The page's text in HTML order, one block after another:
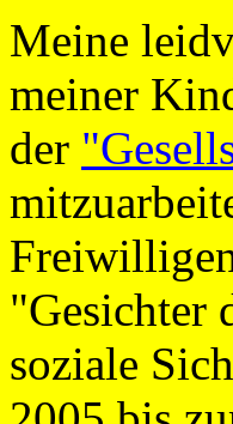
Meine
meiner
der
"Gesichter
soziale